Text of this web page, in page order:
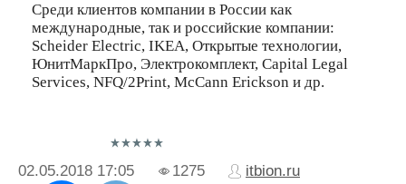
Среди клиентов компании в России как
международные, так и российские компании:
Scheider Electric, IKEA, Открытые технологии,
ЮнитМаркПро, Электрокомплект, Capital Legal
Services, NFQ/2Print, McCann Ericksоn и др.
02.05.2018 17:05 1275 itbion.ru